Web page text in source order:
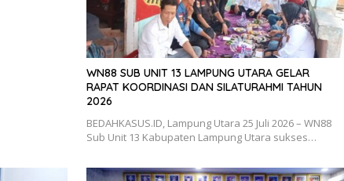
WN88 SUB UNIT 13 LAMPUNG UTARA GELAR
RAPAT KOORDINASI DAN SILATURAHMI TAHUN
2026
BEDAHKASUS.ID, Lampung Utara 25 Juli 2026 – WN88
Sub Unit 13 Kabupaten Lampung Utara sukses…